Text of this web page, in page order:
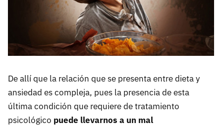
De allí que la relación que se presenta entre dieta y
ansiedad es compleja, pues la presencia de esta
última condición que requiere de tratamiento
psicológico puede llevarnos a un mal